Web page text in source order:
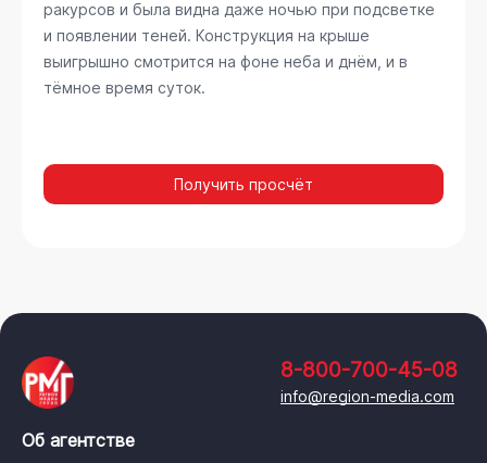
ракурсов и была видна даже ночью при подсветке
и появлении теней. Конструкция на крыше
выигрышно смотрится на фоне неба и днём, и в
тёмное время суток.
Получить просчёт
8-800-700-45-08
info@region-media.com
Об агентстве